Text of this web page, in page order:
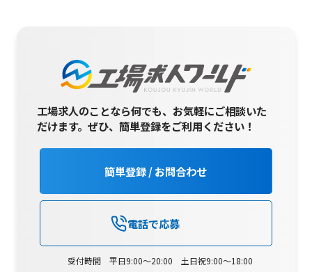
工場求人のことなら何でも、お気軽にご相談いた
だけます。ぜひ、簡単登録をご利用ください！
簡単登録 / お問合わせ
電話で応募
受付時間 平日9:00～20:00 土日祝9:00～18:00